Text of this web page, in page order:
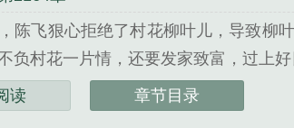
陈飞狠心拒绝了村花柳叶儿，导致柳
负村花一片情，还要发家致富，过上
开局迎娶貌美村花》是陈钧精心创作的
读 章节目录